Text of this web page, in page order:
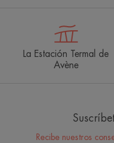
La Estación Termal de
Avène
Recibe nuestros